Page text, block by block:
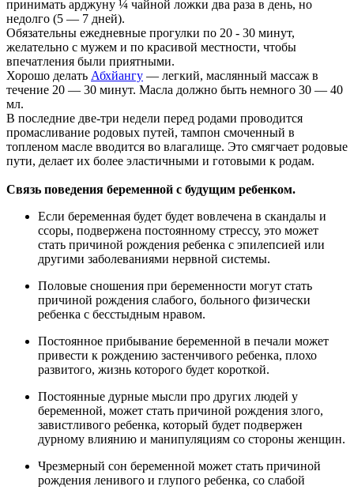
принимать арджуну ¼ чайной ложки два раза в день, но
недолго (5 — 7 дней).
Обязательны ежедневные прогулки по 20 - 30 минут,
желательно с мужем и по красивой местности, чтобы
впечатления были приятными.
Хорошо делать Абхйангу — легкий, маслянный массаж в
течение 20 — 30 минут. Масла должно быть немного 30 — 40
мл.
В последние две-три недели перед родами проводится
промасливание родовых путей, тампон смоченный в
топленом масле вводится во влагалище. Это смягчает родовые
пути, делает их более эластичными и готовыми к родам.
Связь поведения беременной с будущим ребенком.
Если беременная будет будет вовлечена в скандалы и
ссоры, подвержена постоянному стрессу, это может
стать причиной рождения ребенка с эпилепсией или
другими заболеваниями нервной системы.
Половые сношения при беременности могут стать
причиной рождения слабого, больного физически
ребенка с бесстыдным нравом.
Постоянное прибывание беременной в печали может
привести к рождению застенчивого ребенка, плохо
развитого, жизнь которого будет короткой.
Постоянные дурные мысли про других людей у
беременной, может стать причиной рождения злого,
завистливого ребенка, который будет подвержен
дурному влиянию и манипуляциям со стороны женщин.
Чрезмерный сон беременной может стать причиной
рождения ленивого и глупого ребенка, со слабой